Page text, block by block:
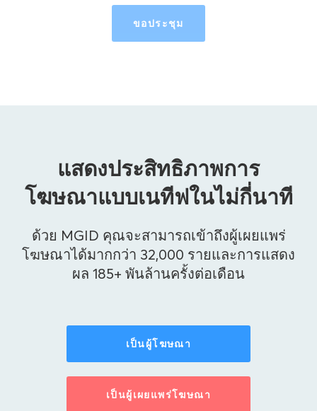
ขอประชุม
แสดงประสิทธิภาพการ
โฆษณาแบบเนทีฟในไม่กี่นาที
ด้วย MGID คุณจะสามารถเข้าถึงผู้เผยแพร่
โฆษณาได้มากกว่า 32,000 รายและการแสดง
ผล 185+ พันล้านครั้งต่อเดือน
เป็นผู้โฆษณา
เป็นผู้เผยแพร่โฆษณา